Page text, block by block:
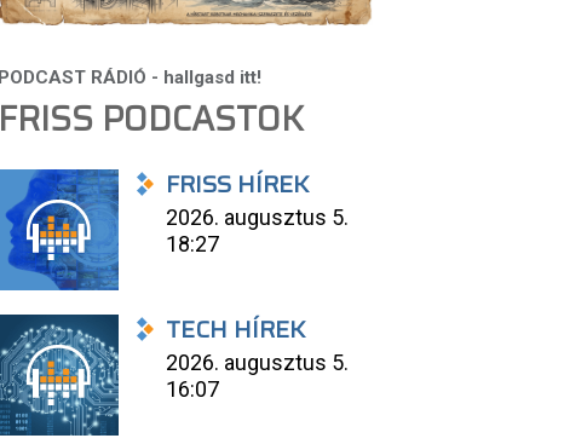
FRISS PODCASTOK
FRISS HÍREK
2026. augusztus 5.
18:27
TECH HÍREK
2026. augusztus 5.
16:07